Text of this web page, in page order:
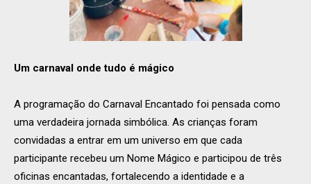
Um carnaval onde tudo é mágico
A programação do Carnaval Encantado foi pensada como
uma verdadeira jornada simbólica. As crianças foram
convidadas a entrar em um universo em que cada
participante recebeu um Nome Mágico e participou de três
oficinas encantadas, fortalecendo a identidade e a